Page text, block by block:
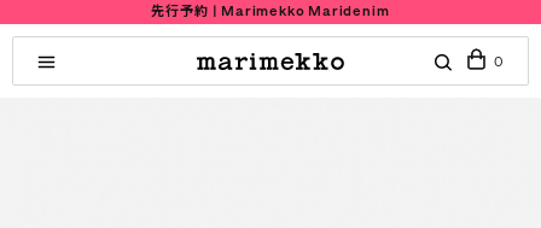
先行予約 | Marimekko Maridenim
0